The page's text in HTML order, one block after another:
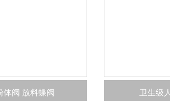
体阀 放料蝶阀 卫生级